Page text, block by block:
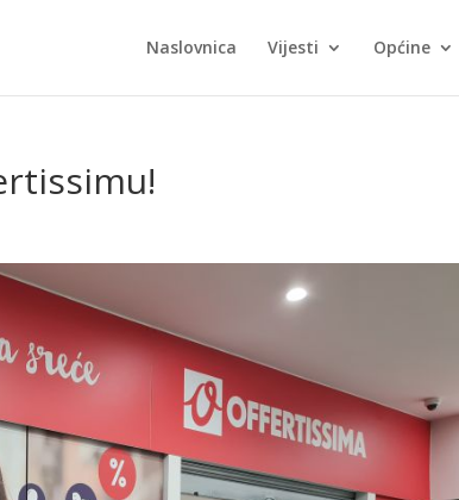
Naslovnica Vijesti Općine